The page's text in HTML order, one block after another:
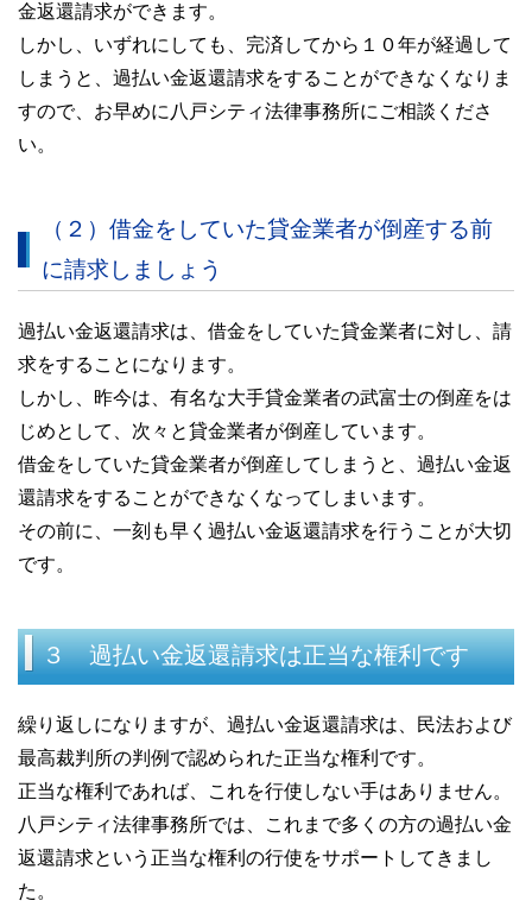
金返還請求ができます。
しかし、いずれにしても、完済してから１０年が経過して
しまうと、過払い金返還請求をすることができなくなりま
すので、お早めに八戸シティ法律事務所にご相談くださ
い。
（２）借金をしていた貸金業者が倒産する前
に請求しましょう
過払い金返還請求は、借金をしていた貸金業者に対し、請
求をすることになります。
しかし、昨今は、有名な大手貸金業者の武富士の倒産をは
じめとして、次々と貸金業者が倒産しています。
借金をしていた貸金業者が倒産してしまうと、過払い金返
還請求をすることができなくなってしまいます。
その前に、一刻も早く過払い金返還請求を行うことが大切
です。
３ 過払い金返還請求は正当な権利です
繰り返しになりますが、過払い金返還請求は、民法および
最高裁判所の判例で認められた正当な権利です。
正当な権利であれば、これを行使しない手はありません。
八戸シティ法律事務所では、これまで多くの方の過払い金
返還請求という正当な権利の行使をサポートしてきまし
た。